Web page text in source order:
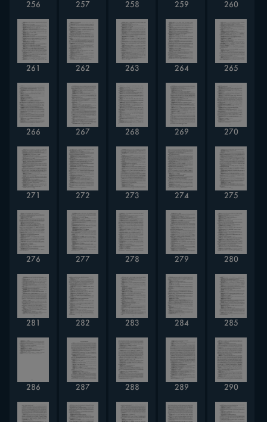
256 257 258 259 260
261 262 263 264 265
266 267 268 269 270
271 272 273 274 275
276 277 278 279 280
281 282 283 284 285
286 287 288 289 290